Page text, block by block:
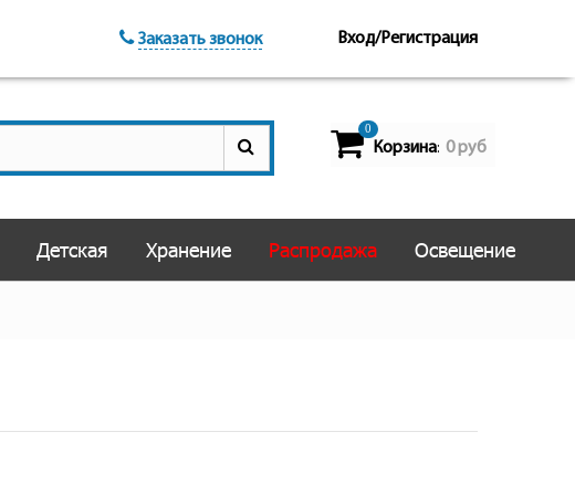
Заказать звонок Вход/Регистрация
0
Корзина: 0 руб
Детская Хранение Распродажа Освещение